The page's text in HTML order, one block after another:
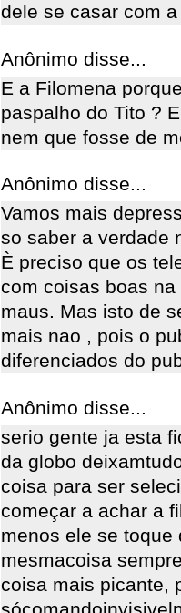
dele se casar com
Anônimo disse...
E a Filomena
paspalho do Tito ?
nem que fosse de
Anônimo disse...
Vamos mais
so saber a verdade
È preciso que os
com coisas boas
maus. Mas isto de
mais nao , pois o
diferenciados do
Anônimo disse...
serio gente ja esta
da globo
coisa para ser
começar a achar a
menos ele se toque
mesmacoisa
coisa mais picante,